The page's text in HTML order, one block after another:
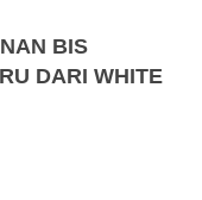
BIS
DARI WHITE